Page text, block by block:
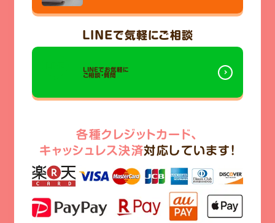
LINEで気軽にご相談
LINEでお気軽に
ご相談・質問
各種クレジットカード、
キャッシュレス決済対応しています!